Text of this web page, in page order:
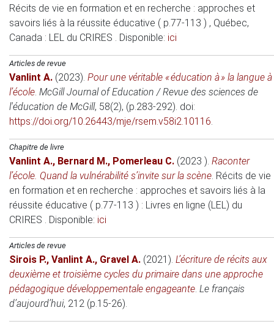
Récits de vie en formation et en recherche : approches et
savoirs liés à la réussite éducative ( p.77-113 ) , Québec,
Canada : LEL du CRIRES . Disponible: ici
Articles de revue
Vanlint A. (2023). Pour une véritable « éducation à » la langue à
l’école. McGill Journal of Education / Revue des sciences de
l'éducation de McGill, 58(2), (p.283-292). doi:
https://doi.org/10.26443/mje/rsem.v58i2.10116.
Chapitre de livre
Vanlint A., Bernard M., Pomerleau C. (2023 ). Raconter
l’école. Quand la vulnérabilité s’invite sur la scène. Récits de vie
en formation et en recherche : approches et savoirs liés à la
réussite éducative ( p.77-113 ) : Livres en ligne (LEL) du
CRIRES . Disponible: ici
Articles de revue
Sirois P., Vanlint A., Gravel A. (2021). L’écriture de récits aux
deuxième et troisième cycles du primaire dans une approche
pédagogique développementale engageante. Le français
d’aujourd’hui, 212 (p.15-26).